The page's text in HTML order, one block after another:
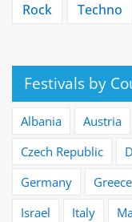
Rock Techno
Festivals by
Albania Austria
Czech Republic
Germany
Greece
Israel
Italy